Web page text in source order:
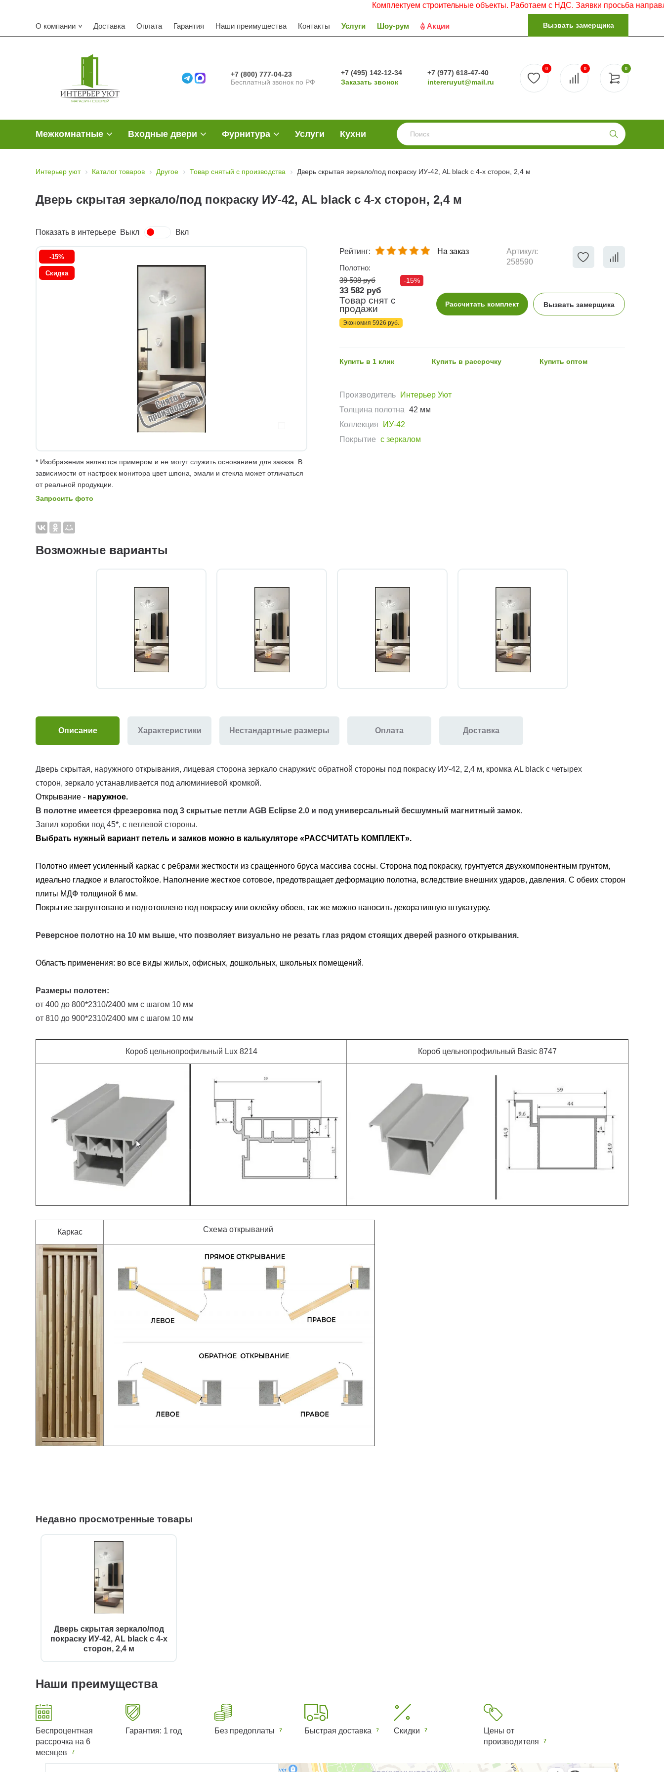
Комплектуем строительные объекты. Работаем с НДС. Заявки просьба направлять на
О компании Доставка Оплата Гарантия Наши преимущества Контакты Услуги Шоу-рум Акции Вызвать замерщика
+7 (800) 777-04-23
Бесплатный звонок по РФ
+7 (495) 142-12-34
Заказать звонок
+7 (977) 618-47-40
intereruyut@mail.ru
0
0 0
Межкомнатные Входные двери Фурнитура Услуги Кухни
Интерьер уют Каталог товаров Другое Товар снятый с производства Дверь скрытая зеркало/под покраску ИУ-42, AL black с 4-х сторон, 2,4 м
Дверь скрытая зеркало/под покраску ИУ-42, AL black с 4-х сторон, 2,4 м
Показать в интерьере Выкл Вкл
-15%
Скидка
* Изображения являются примером и не могут служить основанием для заказа. В
зависимости от настроек монитора цвет шпона, эмали и стекла может отличаться
от реальной продукции.
Запросить фото
Рейтинг: На заказ
Артикул:
258590
Полотно:
39 508 руб
-15%
33 582 руб
Товар снят с
продажи
Экономия 5926 руб.
Рассчитать комплект Вызвать замерщика
Купить в 1 клик Купить в рассрочку Купить оптом
Производитель
Интерьер Уют
Толщина полотна 42 мм
Коллекция
ИУ-42
Покрытие с зеркалом
Возможные варианты
Описание Характеристики Нестандартные размеры Оплата Доставка
Дверь скрытая, наружного открывания, лицевая сторона зеркало снаружи/с обратной стороны под покраску ИУ-42, 2,4 м, кромка AL black с четырех
сторон, зеркало устанавливается под алюминиевой кромкой.
Открывание - наружное.
В полотне имеется фрезеровка под 3 скрытые петли AGB Eclipse 2.0 и под универсальный бесшумный магнитный замок.
Запил коробки под 45*, с петлевой стороны.
Выбрать нужный вариант петель и замков можно в калькуляторе «РАССЧИТАТЬ КОМПЛЕКТ».
Полотно имеет усиленный каркас с ребрами жесткости из сращенного бруса массива сосны. Сторона под покраску, грунтуется двухкомпонентным грунтом,
идеально гладкое и влагостойкое. Наполнение жесткое сотовое, предотвращает деформацию полотна, вследствие внешних ударов, давления. С обеих сторон
плиты МДФ толщиной 6 мм.
Покрытие загрунтовано и подготовлено под покраску или оклейку обоев, так же можно наносить декоративную штукатурку.
Реверсное полотно на 10 мм выше, что позволяет визуально не резать глаз рядом стоящих дверей разного открывания.
Область применения: во все виды жилых, офисных, дошкольных, школьных помещений.
Размеры полотен:
от 400 до 800*2310/2400 мм с шагом 10 мм
от 810 до 900*2310/2400 мм с шагом 10 мм
Короб цельнопрофильный Lux 8214 Короб цельнопрофильный Basic 8747
Каркас Схема открываний
Недавно просмотренные товары
Дверь скрытая зеркало/под
покраску ИУ-42, AL black с 4-х
сторон, 2,4 м
Наши преимущества
Беспроцентная
рассрочка на 6
месяцев
Гарантия: 1 год Без предоплаты Быстрая доставка Скидки
Цены от
производителя